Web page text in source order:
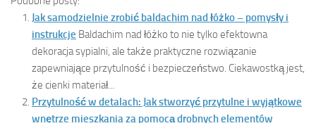
Jak samodzielnie zrobić baldachim nad łóżko – pomysły i
instrukcje Baldachim nad łóżko to nie tylko efektowna
dekoracja sypialni, ale także praktyczne rozwiązanie
zapewniające przytulność i bezpieczeństwo. Ciekawostką jest,
że cienki materiał...
Przytulność w detalach: Jak stworzyć przytulne i wyjątkowe
wnętrze mieszkania za pomocą drobnych elementów